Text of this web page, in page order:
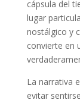
cápsula del
lugar
nostálgico y
convierte en
La narrativa
evitar